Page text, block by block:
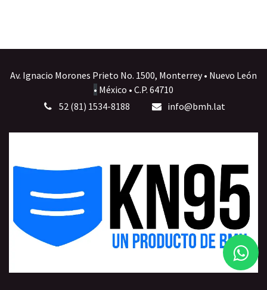
Av. Ignacio Morones Prieto No. 1500, Monterrey • Nuevo León
• México • C.P. 64710
52 (81) 1534-8188
info@bmh.lat